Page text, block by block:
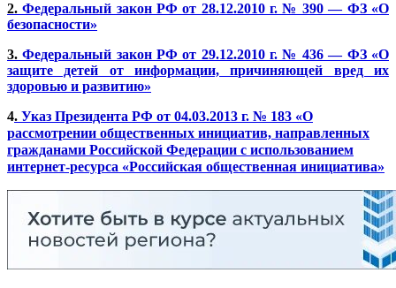
2. Федеральный закон РФ от 28.12.2010 г. № 390 — ФЗ «О
безопасности»
3. Федеральный закон РФ от 29.12.2010 г. № 436 — ФЗ «О
защите детей от информации, причиняющей вред их
здоровью и развитию»
4. Указ Президента РФ от 04.03.2013 г. № 183 «О
рассмотрении общественных инициатив, направленных
гражданами Российской Федерации с использованием
интернет-ресурса «Российская общественная инициатива»